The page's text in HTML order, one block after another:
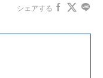
シェアする